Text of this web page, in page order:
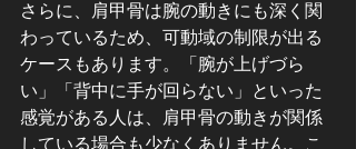
さらに、肩甲骨は腕の動きにも深く関
わっているため、可動域の制限が出る
ケースもあります。「腕が上げづら
い」「背中に手が回らない」といった
感覚がある人は、肩甲骨の動きが関係
している場合も少なくありません。こ